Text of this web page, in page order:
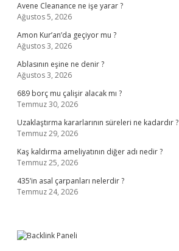
Avene Cleanance ne işe yarar ?
Ağustos 5, 2026
Amon Kur’an’da geçiyor mu ?
Ağustos 3, 2026
Ablasının eşine ne denir ?
Ağustos 3, 2026
689 borç mu çalişir alacak mı ?
Temmuz 30, 2026
Uzaklaştırma kararlarının süreleri ne kadardır ?
Temmuz 29, 2026
Kaş kaldırma ameliyatının diğer adı nedir ?
Temmuz 25, 2026
435’in asal çarpanları nelerdir ?
Temmuz 24, 2026